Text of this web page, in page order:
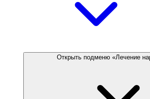
Открыть подменю «Лечение